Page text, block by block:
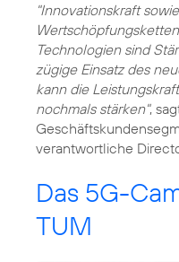
"Innovationskraft
Technologien sind
zügige Einsatz des
kann die
nochmals stärken",
verantwortliche
Das 5G-
TUM